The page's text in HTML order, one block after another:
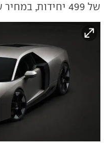
של 499 יחידות, במחיר שעדיין אינו ידוע.